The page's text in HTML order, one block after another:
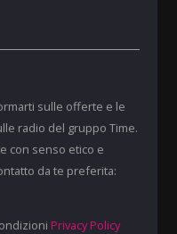
sulle offerte e le
radio del gruppo Time.
con senso etico e
da te preferita:
Privacy Policy